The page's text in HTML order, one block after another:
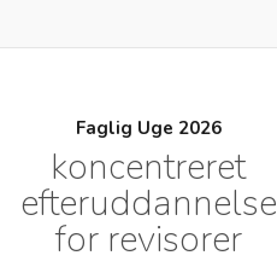
Faglig Uge 2026
koncentreret
efteruddannelse
for revisorer